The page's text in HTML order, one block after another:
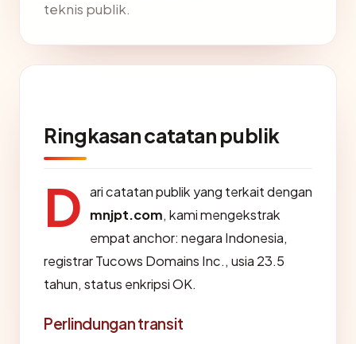
teknis publik.
Ringkasan catatan publik
D ari catatan publik yang terkait dengan
mnjpt.com, kami mengekstrak
empat anchor: negara Indonesia,
registrar Tucows Domains Inc., usia 23.5
tahun, status enkripsi OK.
Perlindungan transit